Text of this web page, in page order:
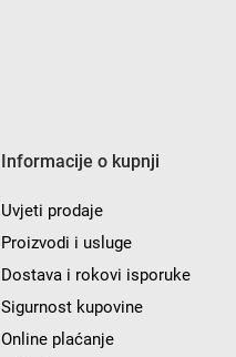
Informacije o kupnji
Uvjeti prodaje
Proizvodi i usluge
Dostava i rokovi isporuke
Sigurnost kupovine
Online plaćanje